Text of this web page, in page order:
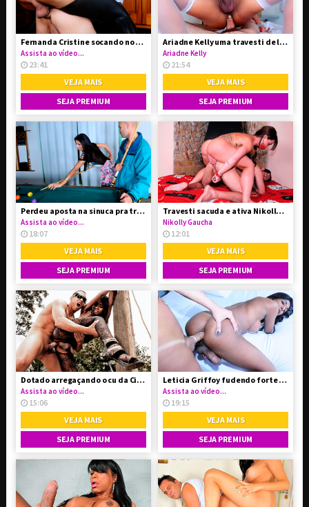
Fernanda Cristine socando no cu do safado
Assista ao vídeo...
23:41
VEJA MAIS
SEJA PREMIUM
Ariadne Kelly uma travesti de luxo
Ariadne Kelly
21:54
VEJA MAIS
SEJA PREMIUM
Perdeu aposta na sinuca pra travesti
Assista ao vídeo...
18:07
VEJA MAIS
SEJA PREMIUM
Travesti sacuda e ativa Nikolly Gaucha
Nikolly Gaucha
12:01
VEJA MAIS
SEJA PREMIUM
Dotado arregaçando o cu da Cintia Matarazzo
Assista ao vídeo...
15:06
VEJA MAIS
SEJA PREMIUM
Leticia Griffoy fudendo forte a cu da boneca Yasmin Andrade
Assista ao vídeo...
19:15
VEJA MAIS
SEJA PREMIUM